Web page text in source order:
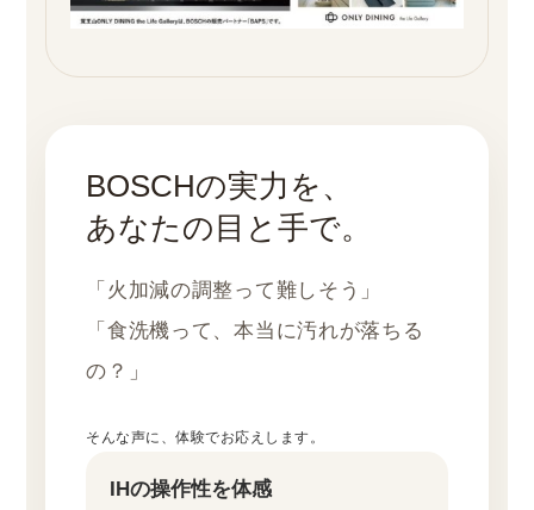
BOSCHの実力を、
あなたの目と手で。
「火加減の調整って難しそう」
「食洗機って、本当に汚れが落ちる
の？」
そんな声に、体験でお応えします。
IHの操作性を体感